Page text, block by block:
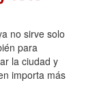
no sirve solo
para
la ciudad y
importa más